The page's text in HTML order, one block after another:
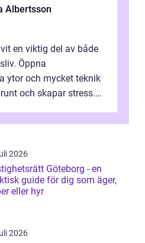
Albertsson
en viktig del av både
Öppna
ytor och mycket teknik
och skapar stress.
2026
Göteborg - en
guide för dig som äger,
eller hyr
2026